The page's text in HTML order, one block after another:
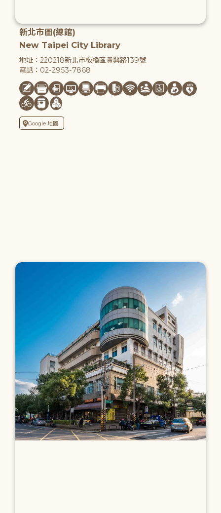
新北市圖(總館)
New Taipei City Library
地址：220218新北市板橋區貴興路139號
電話：02-2953-7868
Google 地圖